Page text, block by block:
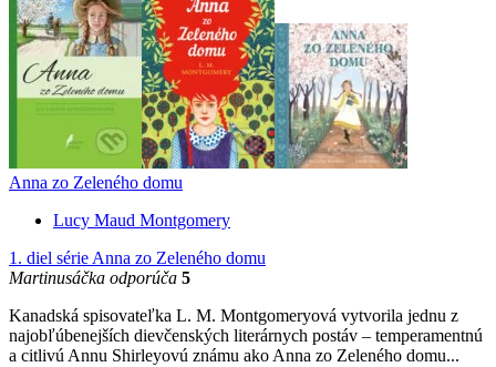
Anna zo Zeleného domu
Lucy Maud Montgomery
1. diel série Anna zo Zeleného domu
Martinusáčka odporúča 5
Kanadská spisovateľka L. M. Montgomeryová vytvorila jednu z
najobľúbenejších dievčenských literárnych postáv – temperamentnú
a citlivú Annu Shirleyovú známu ako Anna zo Zeleného domu...